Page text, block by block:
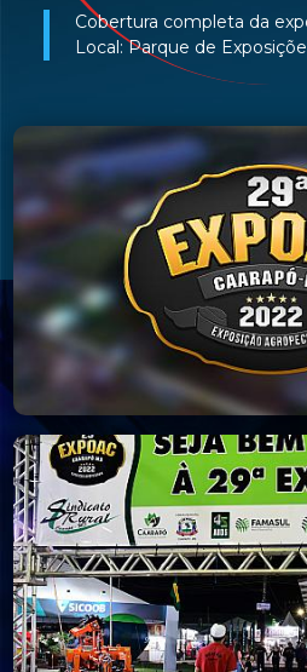
Cobertura completa da
Local: Parque de